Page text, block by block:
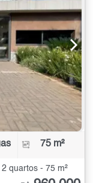
75 m²
quartos - 75 m²